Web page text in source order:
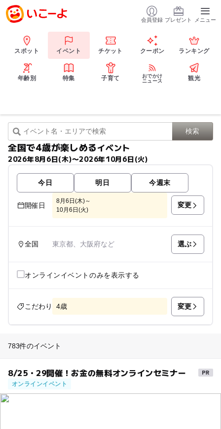
会員登録 プレゼント メニュー
スポット イベント チケット クーポン ランキング
年齢別 特集 子育て
おでかけ
ニュース
観光
全国で4歳が楽しめるイベント
2026年8月6日(木)〜2026年10月6日(火)
今日 明日 今週末
開催日
8月6日(木)～
10月6日(火)
変更
全国 東京都、大阪府など 選ぶ
オンラインイベントのみを表示する
こだわり 4歳 変更
783件のイベント
8/25・29開催！お金の無料オンラインセミナー
オンラインイベント